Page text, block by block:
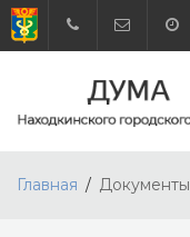
Главная Документы